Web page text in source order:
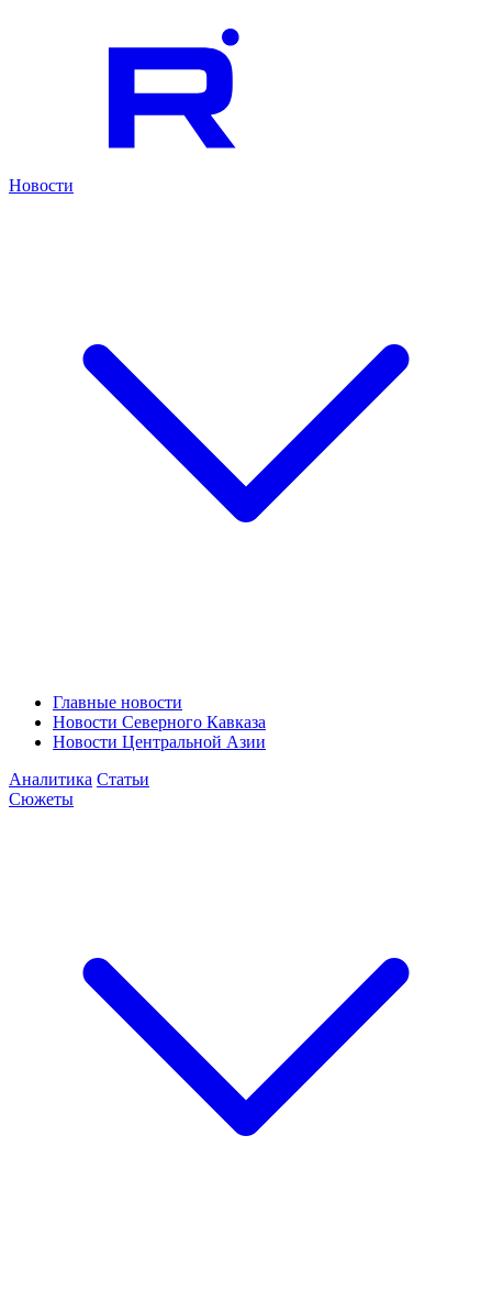
Новости
Главные новости
Новости Северного Кавказа
Новости Центральной Азии
Аналитика Статьи
Сюжеты